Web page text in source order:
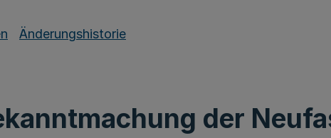
Änderungshistorie
der